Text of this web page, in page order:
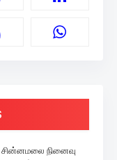
சின்னமலை நினைவு